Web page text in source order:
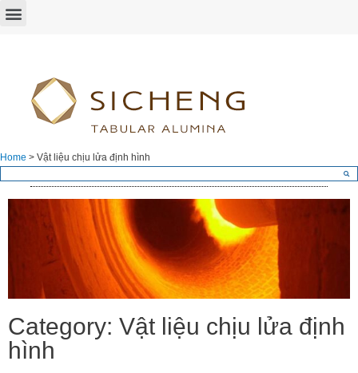
Home > Vật liệu chịu lửa định hình
Category: Vật liệu chịu lửa định
hình